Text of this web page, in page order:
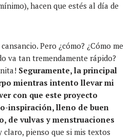
hacen que estés al día de
Pero ¿cómo? ¿Cómo me
va tan tremendamente rápido?
Seguramente, la principal
mientras intento llevar mi
con que este proyecto
inspiración, lleno de buen
de vulvas y menstruaciones
claro, pienso que si mis textos